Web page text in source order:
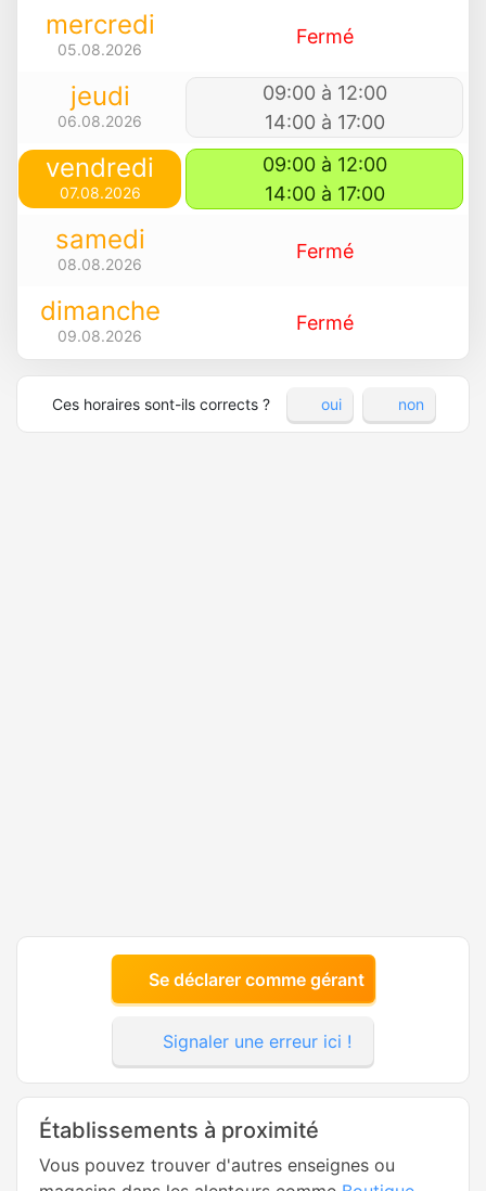
mercredi
05.08.2026
Fermé
jeudi
06.08.2026
09:00 à 12:00
14:00 à 17:00
vendredi
07.08.2026
09:00 à 12:00
14:00 à 17:00
samedi
08.08.2026
Fermé
dimanche
09.08.2026
Fermé
Ces horaires sont-ils corrects ? oui non
Se déclarer comme gérant
Signaler une erreur ici !
Établissements à proximité
Vous pouvez trouver d'autres enseignes ou